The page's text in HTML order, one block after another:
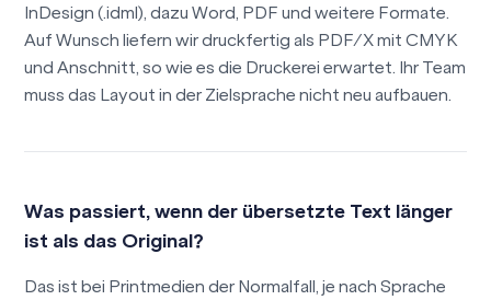
InDesign (.idml), dazu Word, PDF und weitere Formate.
Auf Wunsch liefern wir druckfertig als PDF/X mit CMYK
und Anschnitt, so wie es die Druckerei erwartet. Ihr Team
muss das Layout in der Zielsprache nicht neu aufbauen.
Was passiert, wenn der übersetzte Text länger
ist als das Original?
Das ist bei Printmedien der Normalfall, je nach Sprache